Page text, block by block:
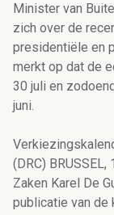
Minister van
zich over de
presidentiële en
merkt op dat de
30 juli en
juni.
(DRC)
Zaken Karel De
publicatie van de